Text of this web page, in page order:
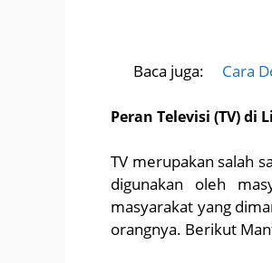
Baca juga: Cara
Peran Televisi (TV) di
TV merupakan salah
digunakan oleh
masyarakat yang
orangnya. Berikut